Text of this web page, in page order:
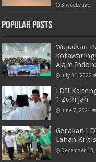
3 weeks ago
Popular Posts
Wujudkan
Alam
July 31, 2022
LDII
1 Zulhijah
June 7, 2024
Gerakan
Lahan
December 13,